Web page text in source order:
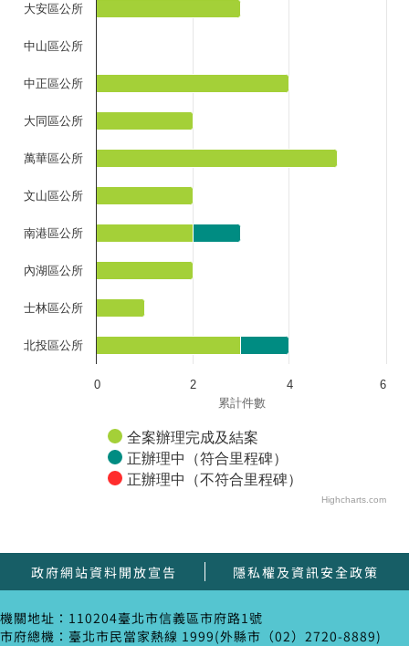
累計件數
全案辦理完成及結案
正辦理中（符合里程碑）
正辦理中（不符合里程碑）
大安區公所
中山區公所
中正區公所
大同區公所
萬華區公所
文山區公所
南港區公所
內湖區公所
士林區公所
北投區公所
0 2 4 6
Highcharts.com
政府網站資料開放宣告 隱私權及資訊安全政策
機關地址：110204臺北市信義區市府路1號
市府總機：臺北市民當家熱線 1999(外縣市（02）2720-8889)